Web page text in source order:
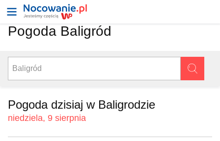
Pogoda Baligród
Pogoda dzisiaj w Baligrodzie
niedziela, 9 sierpnia